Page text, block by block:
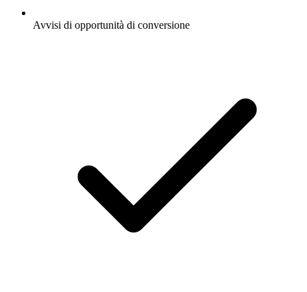
Avvisi di opportunità di conversione